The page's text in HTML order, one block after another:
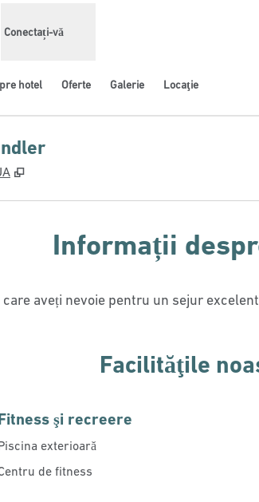
Conectați-vă
hotel Oferte Galerie Locaţie
,
Informații
aveți nevoie pentru un sejur
Facilităţile
şi recreere
exterioară
de fitness